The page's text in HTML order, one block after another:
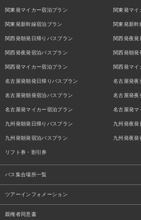
関東発マイカー宿泊プラン 関東発マイ
関東発新幹線宿泊プラン 関東発新幹
関西発朝発日帰りバスプラン 関西発夜発
関西発夜発宿泊バスプラン 関西発朝発
関西発マイカー宿泊プラン 関西発マイ
名古屋発朝発日帰りバスプラン 名古屋発夜
名古屋発朝発宿泊バスプラン 名古屋発夜
名古屋発マイカー宿泊プラン 名古屋発マ
九州発朝発日帰りバスプラン 九州発夜発
九州発朝発宿泊バスプラン 九州発夜発
リフト券・割引券
バス集合場所一覧
ツアーインフォメーション
親権者同意書